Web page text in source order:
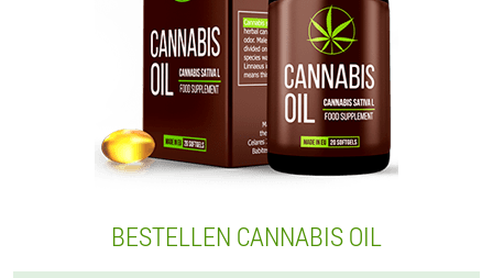
BESTELLEN CANNABIS OIL